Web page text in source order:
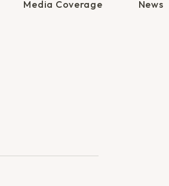
Media Coverage News